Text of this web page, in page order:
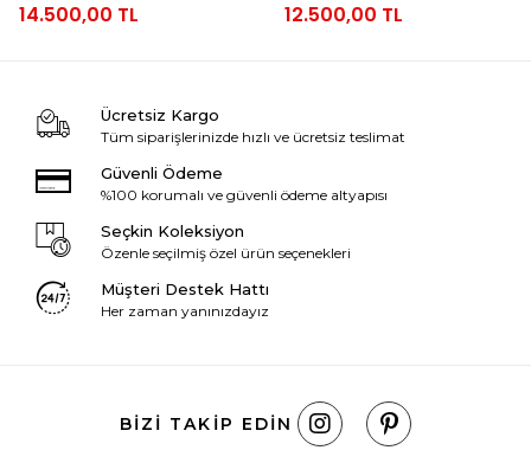
14.500,00 TL 12.500,00 TL
Ücretsiz Kargo
Tüm siparişlerinizde hızlı ve ücretsiz teslimat
Güvenli Ödeme
%100 korumalı ve güvenli ödeme altyapısı
Seçkin Koleksiyon
Özenle seçilmiş özel ürün seçenekleri
Müşteri Destek Hattı
Her zaman yanınızdayız
BIZI TAKIP EDIN